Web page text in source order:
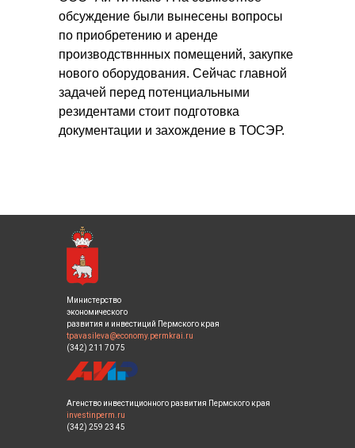
обсуждение были вынесены вопросы
по приобретению и аренде
производствннных помещений, закупке
нового оборудования. Сейчас главной
задачей перед потенциальными
резидентами стоит подготовка
документации и захождение в ТОСЭР.
Министерство
экономического
развития и инвестиций Пермского края
tpavasileva@economy.permkrai.ru
(342) 211 70 75
Агенство инвестиционного развития Пермского края
investinperm.ru
(342) 259 23 45